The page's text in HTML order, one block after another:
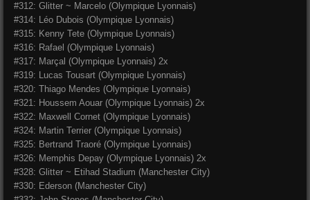
#312: Glitter ~ Marcelo (Olympique Lyonnais)
#314: Léo Dubois (Olympique Lyonnais)
#315: Kenny Tete (Olympique Lyonnais)
#316: Rafael (Olympique Lyonnais)
#317: Marçal (Olympique Lyonnais) 2x
#319: Lucas Tousart (Olympique Lyonnais)
#320: Thiago Mendes (Olympique Lyonnais)
#321: Houssem Aouar (Olympique Lyonnais) 2x
#322: Maxwell Cornet (Olympique Lyonnais)
#324: Martin Terrier (Olympique Lyonnais)
#325: Bertrand Traoré (Olympique Lyonnais)
#326: Memphis Depay (Olympique Lyonnais) 2x
#328: Glitter ~ Etihad Stadium (Manchester City)
#330: Ederson (Manchester City)